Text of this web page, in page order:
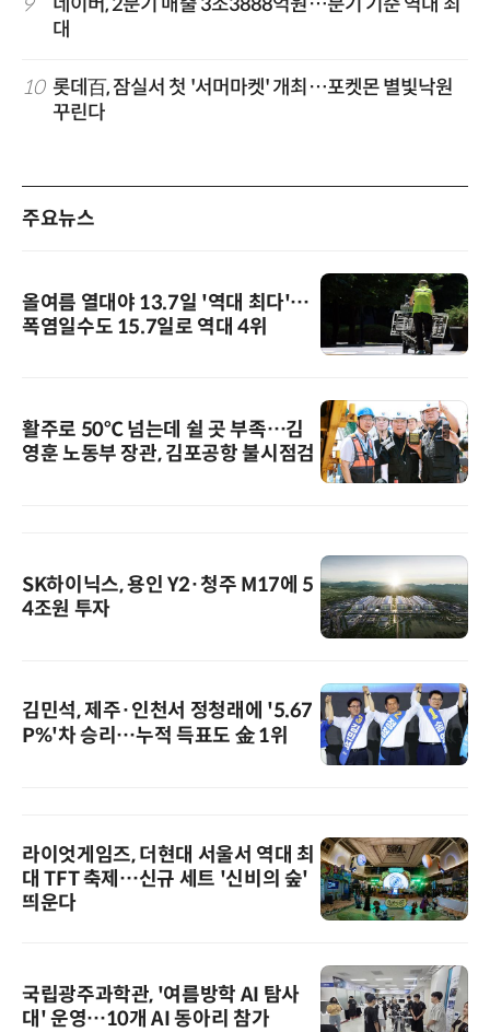
대
10 롯데百, 잠실서 첫 '서머마켓' 개최…포켓몬 별빛낙원
꾸린다
주요뉴스
올여름 열대야 13.7일 '역대 최다'…
폭염일수도 15.7일로 역대 4위
활주로 50℃ 넘는데 쉴 곳 부족…김
영훈 노동부 장관, 김포공항 불시점검
SK하이닉스, 용인 Y2·청주 M17에 5
4조원 투자
김민석, 제주·인천서 정청래에 '5.67
P%'차 승리…누적 득표도 金 1위
라이엇게임즈, 더현대 서울서 역대 최
대 TFT 축제…신규 세트 '신비의 숲'
띄운다
국립광주과학관, '여름방학 AI 탐사
대' 운영…10개 AI 동아리 참가